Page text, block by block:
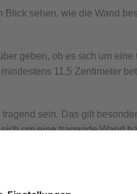
Blick sehen, wie die Wand
geben, ob es sich um
11,5 Zentimeter
sein. Das gilt
um eine tragende Wand
von einem Profi
zu entfernen, ohne